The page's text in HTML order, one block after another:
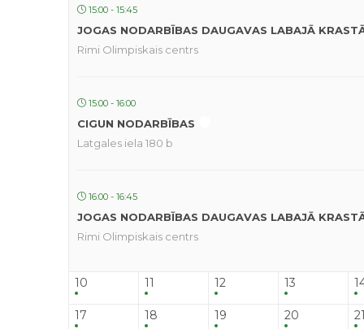
15:00 - 15:45
JOGAS NODARBĪBAS DAUGAVAS LABAJĀ
Rimi Olimpiskais centrs
15:00 - 16:00
CIGUN NODARBĪBAS
Latgales iela 180 b
16:00 - 16:45
JOGAS NODARBĪBAS DAUGAVAS LABAJĀ
Rimi Olimpiskais centrs
10 11 12 13
17 18 19 20